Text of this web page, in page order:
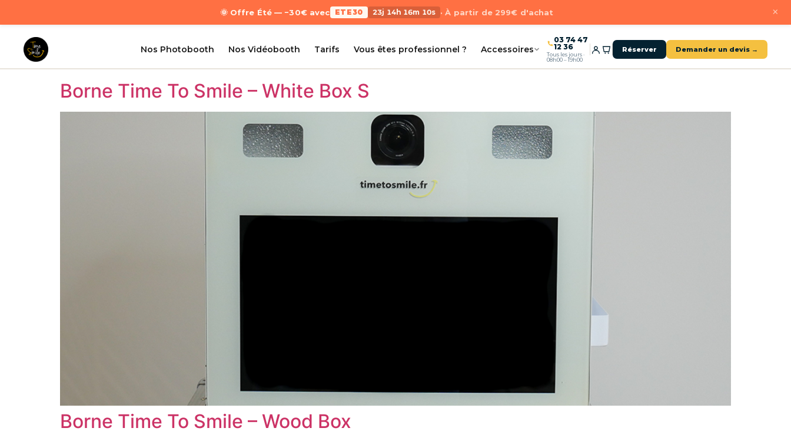
🌞 Offre Été — −30€ avec ETE30 23j 14h 16m 08s · À partir de 299€ d'achat ×
Nos Photobooth Nos Vidéobooth Tarifs Vous êtes professionnel ? Accessoires
03 74 47
12 36
Tous les jours ·
08h00 – 19h00
Réserver Demander un devis →
Borne Time To Smile – White Box S
Borne Time To Smile – Wood Box